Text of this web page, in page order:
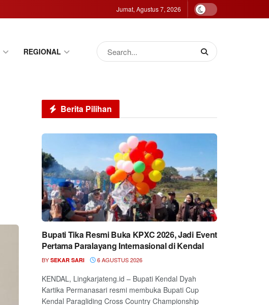
Jumat, Agustus 7, 2026
REGIONAL
Berita Pilihan
Bupati Tika Resmi Buka KPXC 2026, Jadi Event
Pertama Paralayang Internasional di Kendal
BY SEKAR SARI 6 AGUSTUS 2026
KENDAL, Lingkarjateng.id – Bupati Kendal Dyah
Kartika Permanasari resmi membuka Bupati Cup
Kendal Paragliding Cross Country Championship